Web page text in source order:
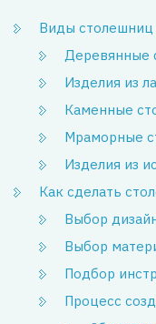
Виды столешниц
Деревянные
Изделия из
Каменные
Мраморные
Изделия из
Как сделать
Выбор
Выбор
Подбор
Процесс